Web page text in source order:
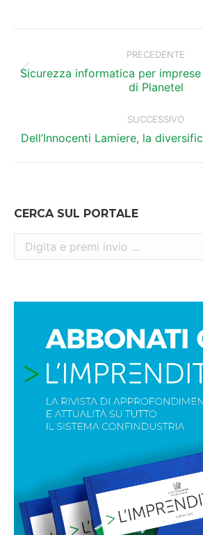
tra
PRECEDENTE
Post
Sicurezza informatica per imprese
di Planetel
SUCCESSIVO
Prossimo
Dell’Innocenti Lamiere, la
CERCA SUL PORTALE
Cerca: